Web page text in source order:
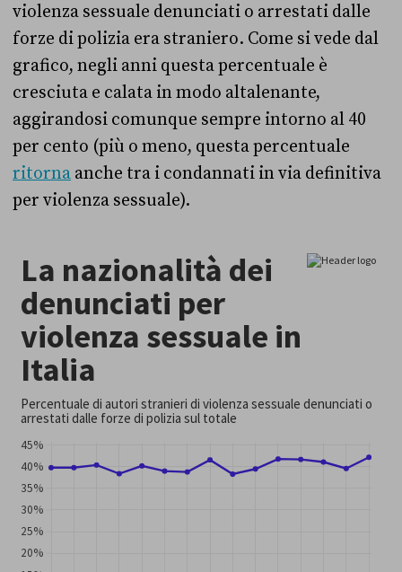
violenza sessuale denunciati o arrestati dalle
forze di polizia era straniero. Come si vede dal
grafico, negli anni questa percentuale è
cresciuta e calata in modo altalenante,
aggirandosi comunque sempre intorno al 40
per cento (più o meno, questa percentuale
ritorna anche tra i condannati in via definitiva
per violenza sessuale).